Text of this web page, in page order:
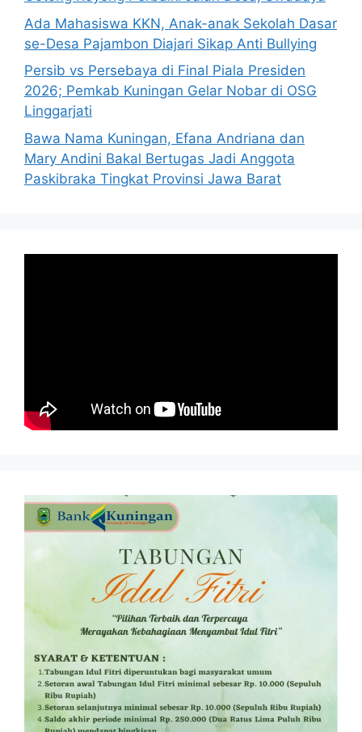
Ada Mahasiswa KKN, Anak-anak Sekolah Dasar
se-Desa Pajambon Diajari Sikap Anti Bullying
Persib vs Persebaya di Final Piala Presiden
2026; Pemkab Kuningan Gelar Nobar di OSG
Linggarjati
Bawa Nama Kuningan, Efana Andriana dan
Mary Andini Bakal Bertugas Jadi Anggota
Paskibraka Tingkat Provinsi Jawa Barat